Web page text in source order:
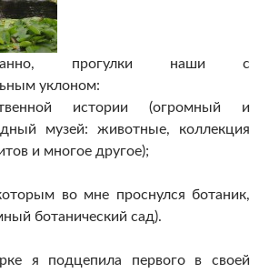
прогулки наши с
уклоном:
истории (огромный и
музей: животные, коллекция
и многое другое);
во мне проснулся ботаник,
ботанический сад).
я подцепила первого в своей